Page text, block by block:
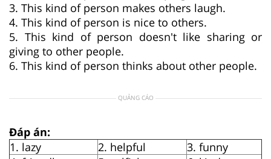
3. This kind of person makes others laugh.
4. This kind of person is nice to others.
5. This kind of person doesn't like sharing or
giving to other people.
6. This kind of person thinks about other people.
QUẢNG CÁO
Đáp án:
1. lazy
2. helpful
3. funny